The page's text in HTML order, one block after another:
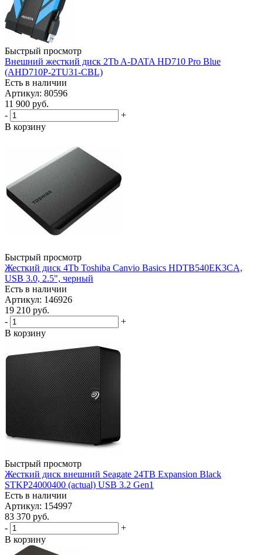
Быстрый просмотр
Внешний жесткий диск 2Tb A-DATA HD710 Pro Blue
(AHD710P-2TU31-CBL)
Есть в наличии
Артикул: 80596
11 900 руб.
-
+
В корзину
Быстрый просмотр
Жесткий диск 4Tb Toshiba Canvio Basics HDTB540EK3CA,
USB 3.0, 2.5", черный
Есть в наличии
Артикул: 146926
19 210 руб.
-
+
В корзину
Быстрый просмотр
Жесткий диск внешний Seagate 24TB Expansion Black
STKP24000400 (actual) USB 3.2 Gen1
Есть в наличии
Артикул: 154997
83 370 руб.
-
+
В корзину